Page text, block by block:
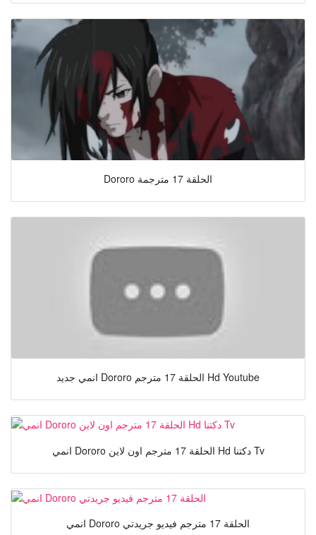
Dororo الحلقة 17 مترجمة
انمي جديد Dororo الحلقة 17 مترجم Hd Youtube
انمي Dororo الحلقة 17 مترجم اون لاين Hd دكتنا Tv
انمي Dororo الحلقة 17 مترجم فيديو جريدتي